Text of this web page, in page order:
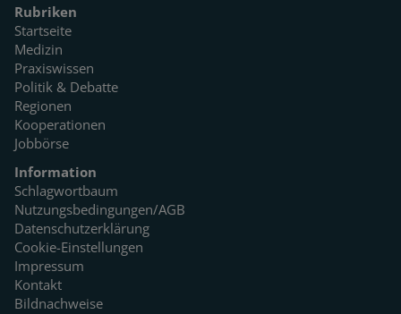
Rubriken
Startseite
Medizin
Praxiswissen
Politik & Debatte
Regionen
Kooperationen
Jobbörse
Information
Schlagwortbaum
Nutzungsbedingungen/AGB
Datenschutzerklärung
Cookie-Einstellungen
Impressum
Kontakt
Bildnachweise